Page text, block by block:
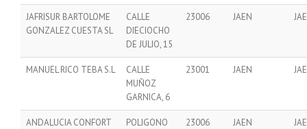
JAFRISUR BARTOLOME
GONZALEZ CUESTA SL
CALLE
DIECIOCHO
DE JULIO, 15
23006 JAEN
MANUEL RICO TEBA S.L
CALLE
MUÑOZ
GARNICA, 6
23001 JAEN
ANDALUCIA CONFORT
POLIGONO
23006 JAEN